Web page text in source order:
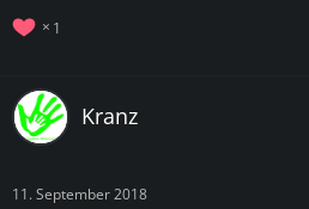
1
Kranz
11. September 2018